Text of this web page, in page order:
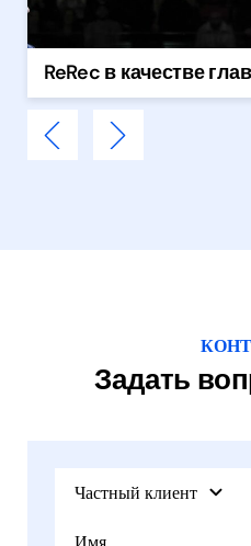
ReRec в качестве
Задать